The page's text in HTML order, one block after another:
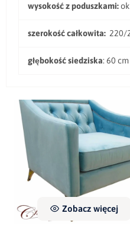
wysokość z poduszkami:
szerokość całkowita: 220/
głębokość siedziska: 60 cm
Fotel Nadia
1 515,00 zł
Zobacz więcej